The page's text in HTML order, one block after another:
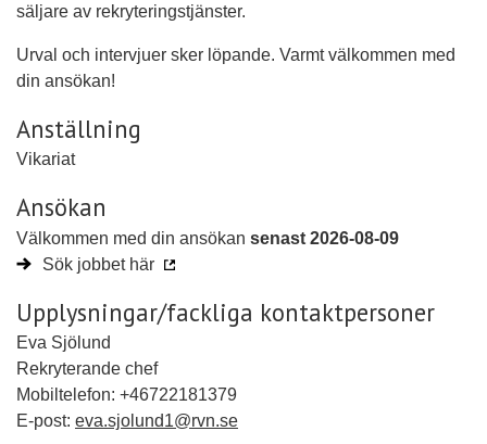
säljare av rekryteringstjänster.
Urval och intervjuer sker löpande. Varmt välkommen med
din ansökan!
Anställning
Vikariat
Ansökan
Välkommen med din ansökan senast 2026-08-09
Sök jobbet här
Upplysningar/fackliga kontaktpersoner
Eva Sjölund
Rekryterande chef
Mobiltelefon: +46722181379
E-post: eva.sjolund1@rvn.se